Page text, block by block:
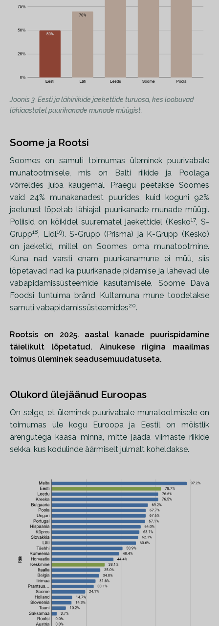
Joonis 3. Eesti ja lähiriikide jaekettide turuosa, kes loobuvad
lähiaastatel puurikanade munade müügist.
Soome ja Rootsi
Soomes on samuti toimumas üleminek puurivabale
munatootmisele, mis on Balti riikide ja Poolaga
võrreldes juba kaugemal. Praegu peetakse Soomes
vaid 24% munakanadest puurides, kuid koguni 92%
jaeturust lõpetab lähiajal puurikanade munade müügi.
Poliisid on kõikidel suurematel jaekettidel (Kesko17
, S-
Grupp18 , Lidl19). S-Grupp (Prisma) ja K-Grupp (Kesko)
on jaeketid, millel on Soomes oma munatootmine.
Kuna nad varsti enam puurikanamune ei müü, siis
lõpetavad nad ka puurikanade pidamise ja lähevad üle
vabapidamissüsteemide kasutamisele. Soome Dava
Foodsi tuntuima bränd Kultamuna mune toodetakse
samuti vabapidamissüsteemides20.
Rootsis on 2025. aastal kanade puurispidamine
täielikult lõpetatud. Ainukese riigina maailmas
toimus üleminek seadusemuudatuseta.
Olukord ülejäänud Euroopas
On selge, et üleminek puurivabale munatootmisele on
toimumas üle kogu Euroopa ja Eestil on mõistlik
arengutega kaasa minna, mitte jääda viimaste riikide
sekka, kus kodulinde äärmiselt julmalt koheldakse.